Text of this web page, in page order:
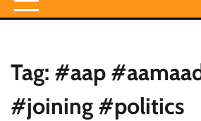
Tag: #aap
#joining #politics